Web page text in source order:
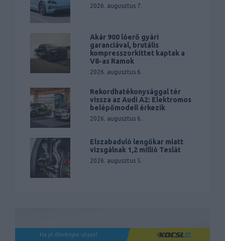
2026. augusztus 7.
Akár 900 lóerő gyári
garanciával, brutális
kompresszorkittet kaptak a
V8-as Ramok
2026. augusztus 6.
Rekordhatékonysággal tér
vissza az Audi A2: Elektromos
belépőmodell érkezik
2026. augusztus 6.
Elszabaduló lengőkar miatt
vizsgálnak 1,2 millió Teslát
2026. augusztus 5.
Ha jó élményre utazol